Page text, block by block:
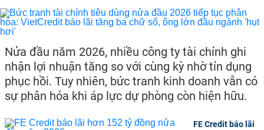
Nửa đầu năm 2026, nhiều công ty tài chính ghi
nhận lợi nhuận tăng so với cùng kỳ nhờ tín dụng
phục hồi. Tuy nhiên, bức tranh kinh doanh vẫn có
sự phân hóa khi áp lực dự phòng còn hiện hữu.
FE Credit báo lãi